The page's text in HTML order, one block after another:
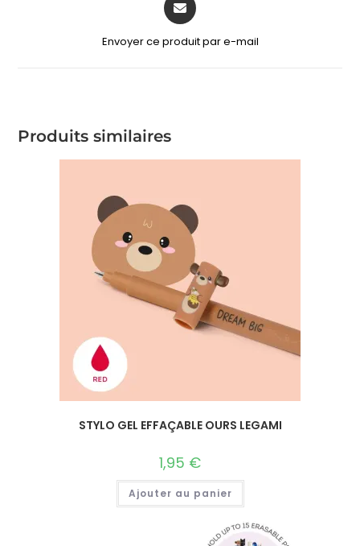
Envoyer ce produit par e-mail
Produits similaires
STYLO GEL EFFAÇABLE OURS LEGAMI
1,95 €
Ajouter au panier